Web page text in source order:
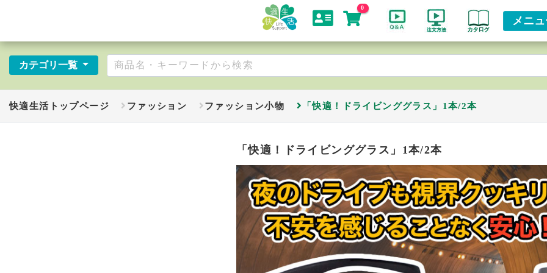
0
メニ
カテゴリ一覧
快適生活トップページ ファッション ファッション小物 「快適！ドライビンググラス」1本/2本
「快適！ドライビンググラス」1本/2本